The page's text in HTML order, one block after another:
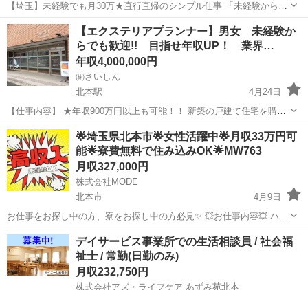
【埼玉】未経験でも月30万★直行直帰のシンプル仕事 「未経験から月
30万円スタート」 やることはシンプル。 機械で地面を測るだけの仕事
です。 現在のスタッフは 20〜30代中心＆ほぼ未経験スタート。 ...
埼玉 北本市 測量 未経験
【エクステリアプランナー】男女 未経験か
らでも歓迎!! 目指せ年収UP！ 業界…
年収4,000,000円
㈱さいしん
北本駅
4月24日
【仕事内容】 ★年収900万円以上も可能！！ 新築の戸建て住宅を購入
されたお客様の希望に沿って、エクステリアや庭をプロデュースする
企画営業に携わります。 具体的には… 【営業スタイル】 エンドユー
ザー様...
埼玉 北本市 北本駅 その他 流れ
🌟埼玉県北本市🌟女性活躍中🌟月収33万円可
能🌟寮費無料で住み込みOK🌟MW763
月収327,000円
株式会社MODE
北本市
4月9日
お仕事をお探し中の方、寮をお探し中の方必見✨ 💥お仕事内容💥 ハイ
ブリッド車の製造をしているところでのお仕事です。 [1]ネジ締めや部
品の取付 [2]組み付け前の部品加工 [3]専用器具での寸法検査 ...
埼玉 北本市 その他 未経験
デイサービス事業所での生活相談員 / 社会福
祉士 / 常勤(日勤のみ)
月収232,750円
株式会社アズ・ライフケア あずみ苑北本